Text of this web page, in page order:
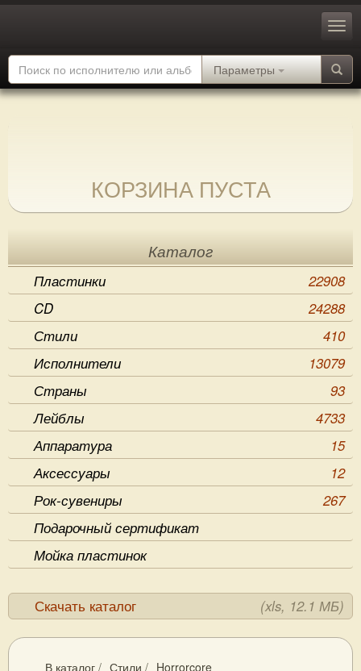
Параметры
КОРЗИНА ПУСТА
Каталог
Пластинки
22908
CD
24288
Стили
410
Исполнители
13079
Страны
93
Лейблы
4733
Аппаратура
15
Аксессуары
12
Рок-сувениры
267
Подарочный сертификат
Мойка пластинок
Скачать каталог (xls, 12.1 МБ)
В каталог / Стили / Horrorcore